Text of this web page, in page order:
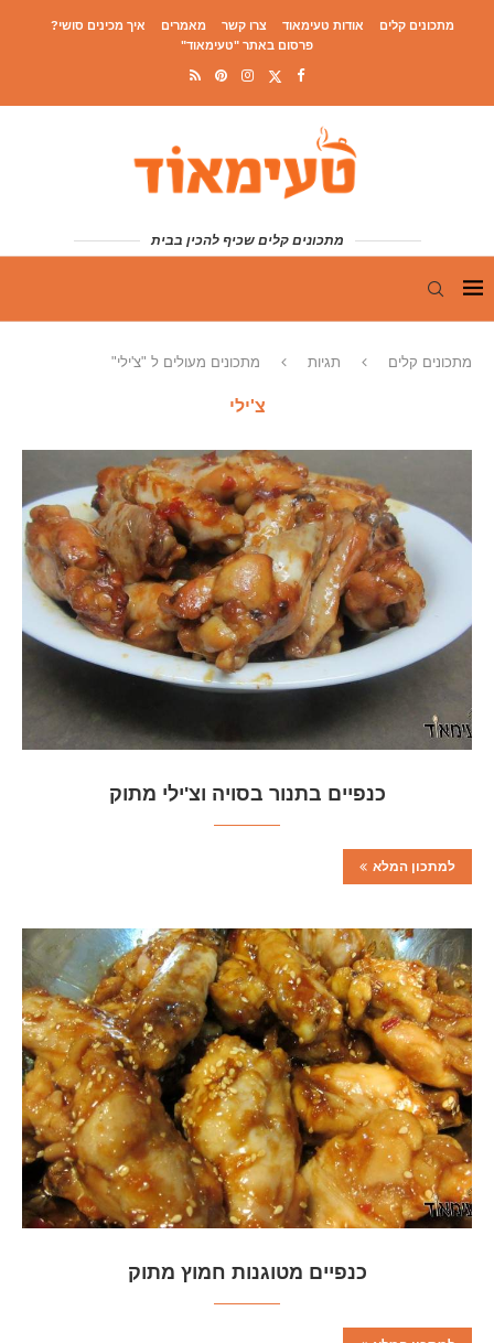
מתכונים קלים אודות טעימאוד צרו קשר מאמרים
איך מכינים סושי?
פרסום באתר "טעימאוד"
מתכונים קלים שכיף להכין בבית
מתכונים קלים תגיות מתכונים מעולים ל "צ'ילי"
צ'ילי
כנפיים בתנור בסויה וצ'ילי מתוק
למתכון המלא
כנפיים מטוגנות חמוץ מתוק